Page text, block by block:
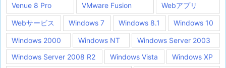
Venue 8 Pro VMware Fusion Webアプリ
Webサービス Windows 7 Windows 8.1 Windows 10
Windows 2000 Windows NT
Windows Server 2003
Windows Server 2008 R2
Windows Vista
Windows XP